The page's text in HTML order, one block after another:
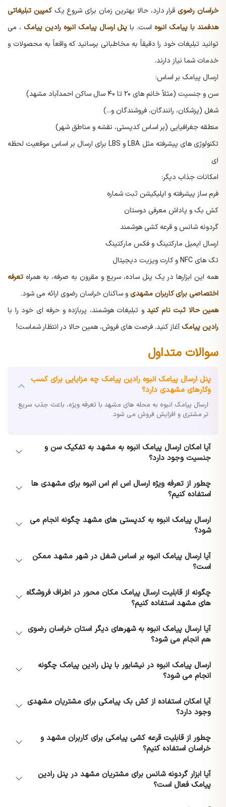
خراسان رضوی قرار دارد، حالا بهترین زمان برای شروع یککمپین تبلیغاتی
هدفمند با پیامک انبوهاست. با پنل ارسال پیامک انبوه رادین پیامک ، می
توانید تبلیغات خود را دقیقاً به مخاطبانی برسانید که واقعاً به محصولات و
خدمات شما نیاز دارند.
ارسال پیامک بر اساس:
سن و جنسیت (مثلاً خانم های ۲۰ تا ۴۰ سال ساکن احمدآباد مشهد)
شغل (پزشکان، رانندگان، فروشندگان و...)
منطقه جغرافیایی (بر اساس کدپستی، نقشه و مناطق شهر)
تکنولوژی های پیشرفته مثل LBA و LBS برای ارسال بر اساس موقعیت لحظه
ای
امکانات جذاب دیگر:
فرم ساز پیشرفته و اپلیکیشن ثبت شماره
کش بک و پاداش معرفی دوستان
گردونه شانس و قرعه کشی هوشمند
ارسال ایمیل مارکتینگ و فکس مارکتینگ
تگ های NFC و کارت ویزیت دیجیتال
همه این ابزارها در یک پنل ساده، سریع و مقرون به صرفه، به همراه تعرفه
اختصاصی برای کاربران مشهدی و ساکنان خراسان رضوی ارائه می شود.
همین حالا ثبت نام کنید و تبلیغات هوشمند، پربازده و حرفه ای خود را با
رادین پیامک آغاز کنید. فرصت های فروش، همین حالا در انتظار شماست!
سوالات متداول
پنل ارسال پیامک انبوه رادین پیامک چه مزایایی برای کسب
وکارهای مشهدی دارد؟
ارسال پیامک انبوه به محله های مشهد با تعرفه ویژه، باعث جذب سریع
تر مشتری و افزایش فروش می شود.
آیا امکان ارسال پیامک انبوه به مشهد به تفکیک سن و
جنسیت وجود دارد؟
چطور از تعرفه ویژه ارسال اس ام اس انبوه برای مشهدی ها
استفاده کنیم؟
ارسال پیامک انبوه به کدپستی های مشهد چگونه انجام می
شود؟
آیا ارسال پیامک انبوه بر اساس شغل در شهر مشهد ممکن
است؟
چگونه از قابلیت ارسال پیامک مکان محور در اطراف فروشگاه
های مشهد استفاده کنیم؟
آیا ارسال پیامک انبوه به شهرهای دیگر استان خراسان رضوی
هم انجام می شود؟
ارسال پیامک انبوه در نیشابور با پنل رادین پیامک چگونه
انجام می شود؟
آیا امکان استفاده از کش بک پیامکی برای مشتریان مشهدی
وجود دارد؟
چطور از قابلیت قرعه کشی پیامکی برای کاربران مشهد و
خراسان استفاده کنیم؟
آیا ابزار گردونه شانس برای مشتریان مشهد در پنل رادین
پیامک فعال است؟